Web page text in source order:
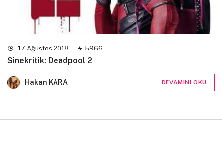
17 Ağustos 2018 5966
Sinekritik: Deadpool 2
Hakan KARA DEVAMINI OKU